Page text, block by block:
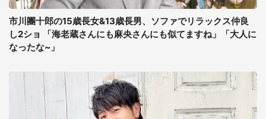
市川團十郎の15歳長女&13歳長男、ソファでリラックス仲良
し2ショ 「海老蔵さんにも麻央さんにも似てますね」「大人に
なったな~」